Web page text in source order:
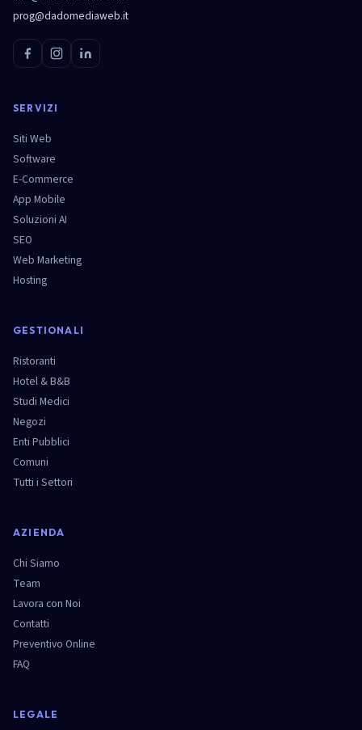
prog@dadomediaweb.it
SERVIZI
Siti Web
Software
E-Commerce
App Mobile
Soluzioni AI
SEO
Web Marketing
Hosting
GESTIONALI
Ristoranti
Hotel & B&B
Studi Medici
Negozi
Enti Pubblici
Comuni
Tutti i Settori
AZIENDA
Chi Siamo
Team
Lavora con Noi
Contatti
Preventivo Online
FAQ
LEGALE